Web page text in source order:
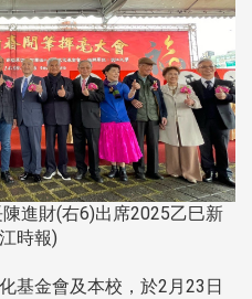
進財(右6)出席2025乙巳新
時報)
基金會及本校，於2月23日